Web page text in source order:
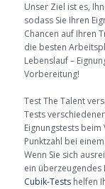
Unser Ziel ist es,
sodass Sie Ihren
Chancen auf Ihren
die besten
Lebenslauf –
Vorbereitung!
Test The Talent
Tests
Eignungstests
Punktzahl bei
Wenn Sie sich
ein überzeugendes
Cubik-Testshelfen